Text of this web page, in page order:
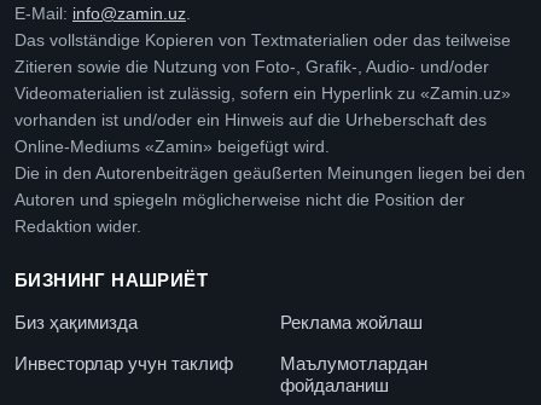
E-Mail: info@zamin.uz.
Das vollständige Kopieren von Textmaterialien oder das teilweise
Zitieren sowie die Nutzung von Foto-, Grafik-, Audio- und/oder
Videomaterialien ist zulässig, sofern ein Hyperlink zu «Zamin.uz»
vorhanden ist und/oder ein Hinweis auf die Urheberschaft des
Online-Mediums «Zamin» beigefügt wird.
Die in den Autorenbeiträgen geäußerten Meinungen liegen bei den
Autoren und spiegeln möglicherweise nicht die Position der
Redaktion wider.
БИЗНИНГ НАШРИЁТ
Биз ҳақимизда
Реклама жойлаш
Инвесторлар учун таклиф
Маълумотлардан
фойдаланиш